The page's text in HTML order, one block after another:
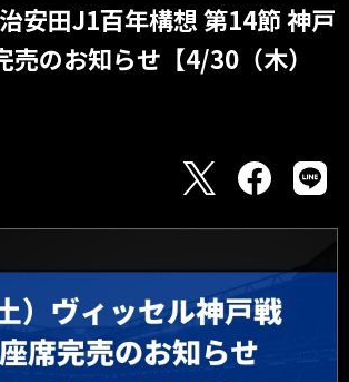
安田J1百年構想 第14節 神戸
売のお知らせ【4/30（木）